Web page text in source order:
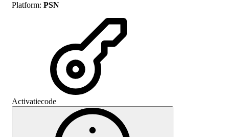
Platform: PSN
Activatiecode